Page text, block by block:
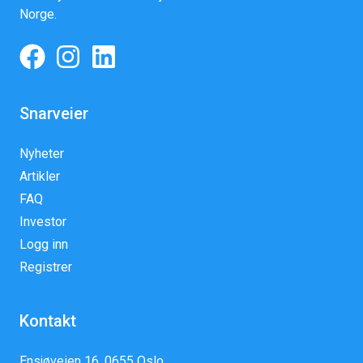
Norge.
Snarveier
Nyheter
Artikler
FAQ
Investor
Logg inn
Registrer
Kontakt